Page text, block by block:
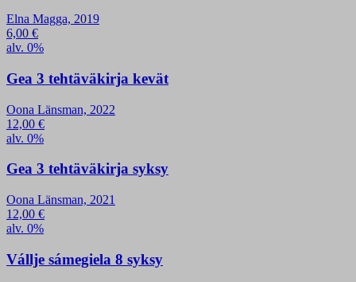
Elna Magga, 2019
6,00 €
alv. 0%
Gea 3 tehtäväkirja kevät
Oona Länsman, 2022
12,00 €
alv. 0%
Gea 3 tehtäväkirja syksy
Oona Länsman, 2021
12,00 €
alv. 0%
Vállje sámegiela 8 syksy